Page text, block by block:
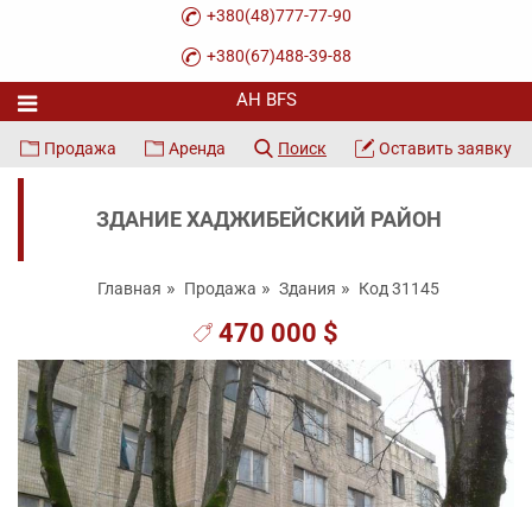
+380(48)777-77-90
+380(67)488-39-88
Продажа Аренда Поиск Оставить заявку
ЗДАНИЕ ХАДЖИБЕЙСКИЙ РАЙОН
Главная Продажа Здания Код 31145
470 000 $